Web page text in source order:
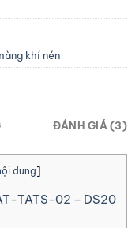
khí nén
ĐÁNH GIÁ (3)
dung]
TATS-02 – DS20